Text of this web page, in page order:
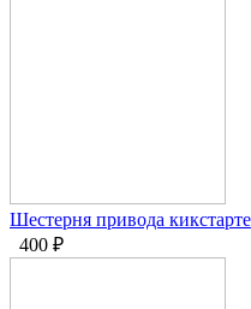
Шестерня привода
400 ₽